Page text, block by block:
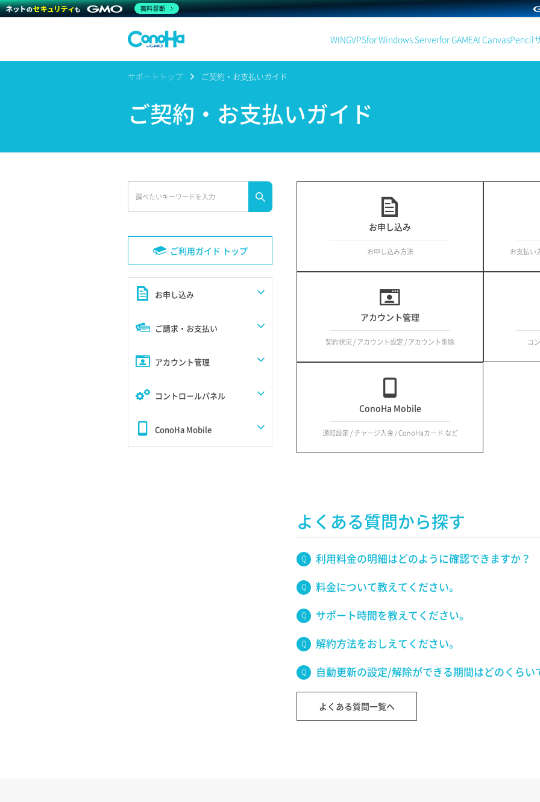
WINGVPSfor Windows Serverfor GAMEAI CanvasPencil
サポートトップ ご契約・お支払いガイド
ご契約・お支払いガイド
ご利用ガイド トップ
お申し込み
ご請求・お支払い
アカウント管理
コントロールパネル
ConoHa Mobile
お申し込み
お申し込み方法 お支払い
アカウント管理
契約状況 / アカウント設定 / アカウント削除 コ
ConoHa Mobile
通知設定 / チャージ入金 / ConoHaカード など
よくある質問から探す
利用料金の明細はどのように確認できますか？
料金について教えてください。
サポート時間を教えてください。
解約方法をおしえてください。
自動更新の設定/解除ができる期間はどのくらい
よくある質問一覧へ
無料診断